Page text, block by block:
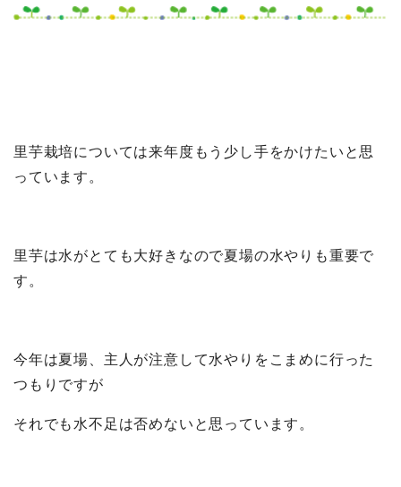
里芋栽培については来年度もう少し手をかけたいと思
っています。
里芋は水がとても大好きなので夏場の水やりも重要で
す。
今年は夏場、主人が注意して水やりをこまめに行った
つもりですが
それでも水不足は否めないと思っています。